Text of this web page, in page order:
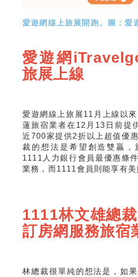
愛遊網線上旅展開跑。圖：愛
愛遊網
旅展上線
愛遊網線上旅展11月上線以
蓮旅宿業者在12月13日前提
近700家提供2折以上超值優
裁的想法是希望創造雙贏，
1111人力銀行會員最優惠條
業務，而1111會員則能享有美
1111林文雄總
訂房網服務旅宿
林總裁很單純的想法是，如